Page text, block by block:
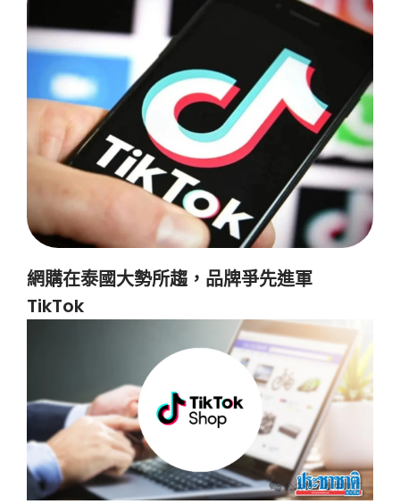
網購在泰國大勢所趨，品牌爭先進軍
TikTok